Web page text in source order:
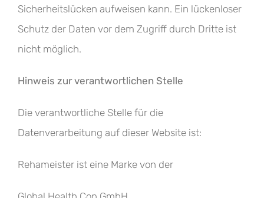
Sicherheitslücken aufweisen kann. Ein lückenloser
Schutz der Daten vor dem Zugriff durch Dritte ist
nicht möglich.
Hinweis zur verantwortlichen Stelle
Die verantwortliche Stelle für die
Datenverarbeitung auf dieser Website ist:
Rehameister ist eine Marke von der